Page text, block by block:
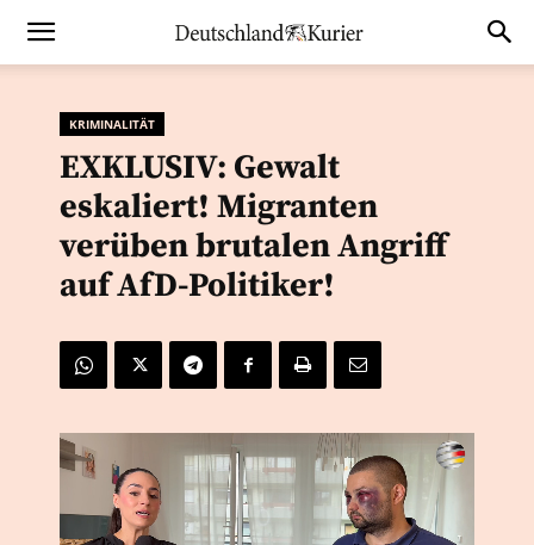
KRIMINALITÄT
EXKLUSIV: Gewalt
eskaliert! Migranten
verüben brutalen Angriff
auf AfD-Politiker!